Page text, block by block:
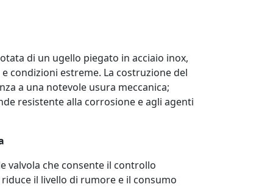
di un ugello piegato in acciaio inox,
condizioni estreme. La costruzione del
a una notevole usura meccanica;
resistente alla corrosione e agli agenti
valvola che consente il controllo
il livello di rumore e il consumo